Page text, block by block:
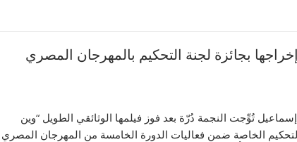
بجائزة لجنة التحكيم بالمهرجان المصري
تُوِّجت النجمة دُرّة بعد فوز فيلمها الوثائقي الطويل “وين
الخاصة ضمن فعاليات الدورة الخامسة من المهرجان المصري